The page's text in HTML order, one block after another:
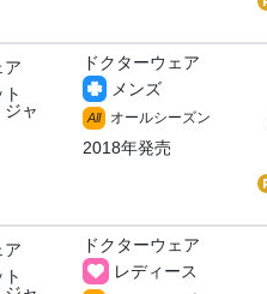
ア
ジャ
ドクターウェア
メンズ
All オールシーズン
2018年発売
ア
ドクターウェア
レディース